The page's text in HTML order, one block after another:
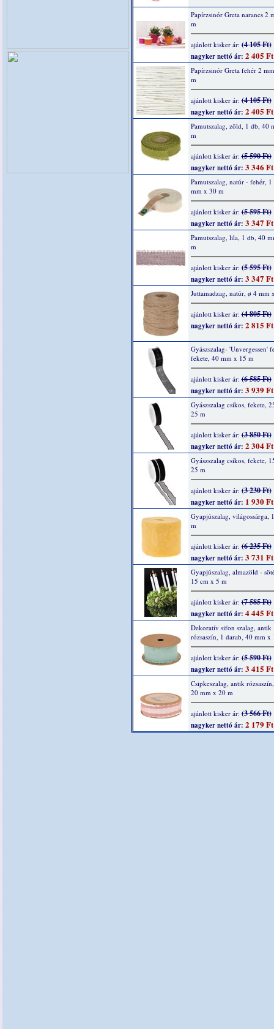
Papírzsinór Greta narancs 2
m
ajánlott kisker ár:(4 105 Ft)
nagyker nettó ár: 2 405 Ft
Papírzsinór Greta fehér 2
m
ajánlott kisker ár:(4 105 Ft)
nagyker nettó ár: 2 405 Ft
Pamutszalag, zöld, 1 db, 40
m
ajánlott kisker ár:(5 590 Ft)
nagyker nettó ár: 3 346 Ft
Pamutszalag, natúr - fehér,
mm x 30 m
ajánlott kisker ár:(5 595 Ft)
nagyker nettó ár: 3 347 Ft
Pamutszalag, lila, 1 db, 40
m
ajánlott kisker ár:(5 595 Ft)
nagyker nettó ár: 3 347 Ft
Juttamadzag, natúr, ø 4 mm
ajánlott kisker ár:(4 805 Ft)
nagyker nettó ár: 2 815 Ft
Gyászszalag- 'Unvergessen'
fekete, 40 mm x 15 m
ajánlott kisker ár:(6 585 Ft)
nagyker nettó ár: 3 939 Ft
Gyászszalag csíkos, fekete,
25 m
ajánlott kisker ár:(3 850 Ft)
nagyker nettó ár: 2 304 Ft
Gyászszalag csíkos, fekete,
25 m
ajánlott kisker ár:(3 230 Ft)
nagyker nettó ár: 1 930 Ft
Gyapjúszalag, világossárga,
m
ajánlott kisker ár:(6 235 Ft)
nagyker nettó ár: 3 731 Ft
Gyapjúszalag, almazöld -
15 cm x 5 m
ajánlott kisker ár:(7 585 Ft)
nagyker nettó ár: 4 445 Ft
Dekoratív sifon szalag, antik
rózsaszín, 1 darab, 40 mm x
ajánlott kisker ár:(5 590 Ft)
nagyker nettó ár: 3 415 Ft
Csipkeszalag, antik
20 mm x 20 m
ajánlott kisker ár:(3 566 Ft)
nagyker nettó ár: 2 179 Ft